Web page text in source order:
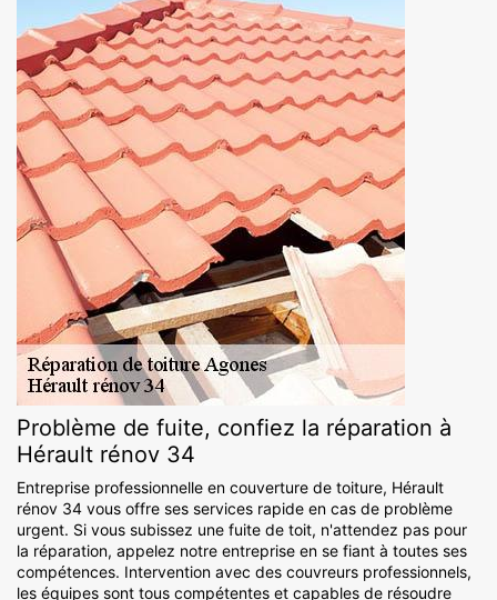
Problème de fuite, confiez la réparation à
Hérault rénov 34
Entreprise professionnelle en couverture de toiture, Hérault
rénov 34 vous offre ses services rapide en cas de problème
urgent. Si vous subissez une fuite de toit, n'attendez pas pour
la réparation, appelez notre entreprise en se fiant à toutes ses
compétences. Intervention avec des couvreurs professionnels,
les équipes sont tous compétentes et capables de résoudre